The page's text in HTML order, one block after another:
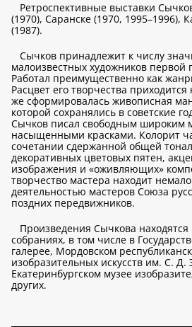
Ретроспективные выставки
(1970), Саранске (1970, 1995–1996),
(1987).
Сычков принадлежит к числу
малоизвестных художников первой
Работал преимущественно как
Расцвет его творчества приходится
же сформировалась живописная
которой сохранялись в советские
Сычков писал свободным широким
насыщенными красками. Колорит
сочетании сдержанной общей
декоративных цветовых пятен,
изображения и «оживляющих»
творчество мастера находит
деятельностью мастеров Союза
поздних передвижников.
Произведения Сычкова
собраниях, в том числе в
галерее, Мордовском
изобразительных искусств им. С. Д.
Екатеринбургском музее
других.